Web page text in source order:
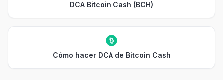
DCA Bitcoin Cash (BCH)
Cómo hacer DCA de Bitcoin Cash